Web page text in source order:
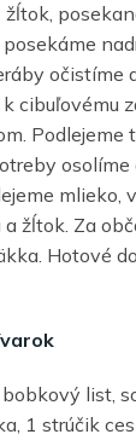
žĺtok,
očistíme
cibuľovému
Podlejeme
osolíme
mlieko,
a žĺtok. Za
Hotové
list,
1 strúčik